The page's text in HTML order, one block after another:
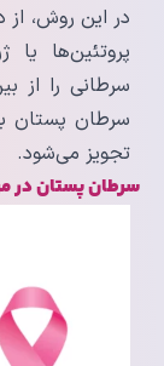
در این روش،
پروتئین‌ها
سرطانی را از
تجویز می‌شود.
سرطان پستان در